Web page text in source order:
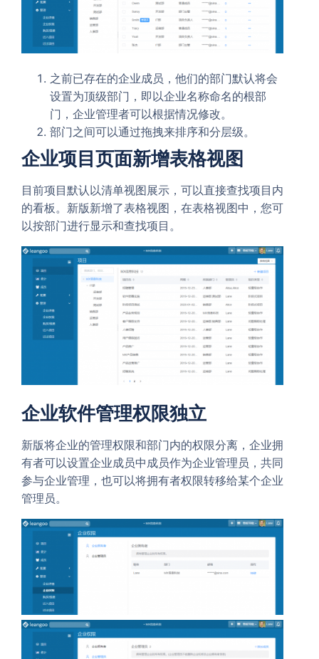
之前已存在的企业成员，他们的部门默认将会
设置为顶级部门，即以企业名称命名的根部
门，企业管理者可以根据情况修改。
部门之间可以通过拖拽来排序和分层级。
企业项目页面新增表格视图
目前项目默认以清单视图展示，可以直接查找项目内
的看板。新版新增了表格视图，在表格视图中，您可
以按部门进行显示和查找项目。
企业软件管理权限独立
新版将企业的管理权限和部门内的权限分离，企业拥
有者可以设置企业成员中成员作为企业管理员，共同
参与企业管理，也可以将拥有者权限转移给某个企业
管理员。